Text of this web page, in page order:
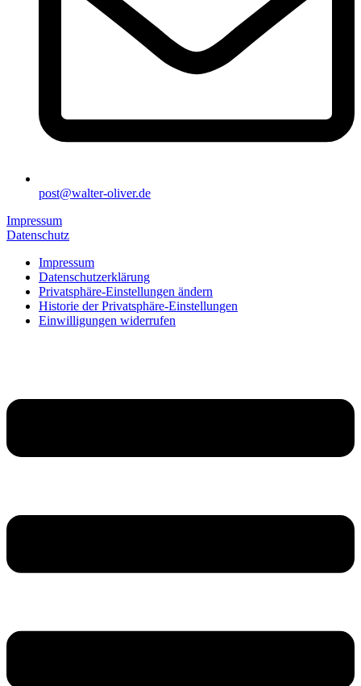
post@walter-oliver.de
Impressum
Datenschutz
Impressum
Datenschutzerklärung
Privatsphäre-Einstellungen ändern
Historie der Privatsphäre-Einstellungen
Einwilligungen widerrufen